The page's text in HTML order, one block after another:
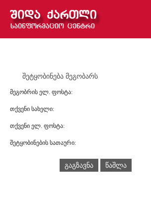
შეტყობინება მეგობარს
მეგობრის ელ. ფოსტა:
თქვენი სახელი:
თქვენი ელ. ფოსტა:
შეტყობინების სათაური:
გაგზავნა წაშლა